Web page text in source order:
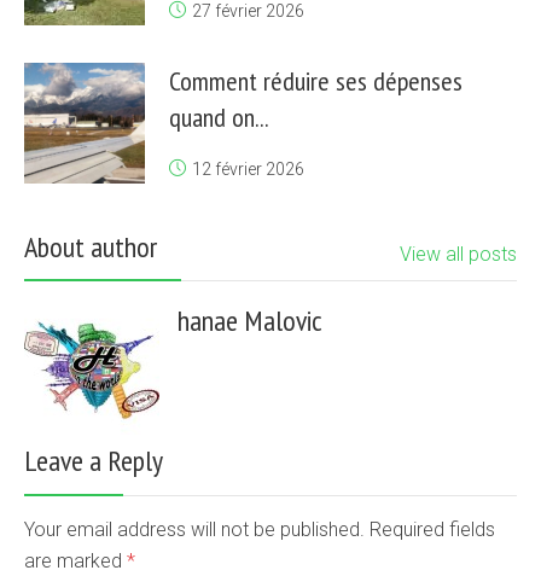
27 février 2026
Comment réduire ses dépenses
quand on...
12 février 2026
About author View all posts
hanae Malovic
Leave a Reply
Your email address will not be published. Required fields
are marked *